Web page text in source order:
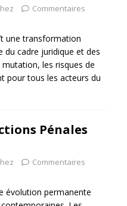
Commentaires
une transformation
du cadre juridique et des
les risques de
pour tous les acteurs du
Pénales
Commentaires
évolution permanente